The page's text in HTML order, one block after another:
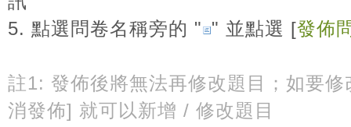
5. 點選問卷名稱旁的 " " 並點選 [發佈
註1: 發佈後將無法再修改題目；如要
消發佈] 就可以新增 / 修改題目